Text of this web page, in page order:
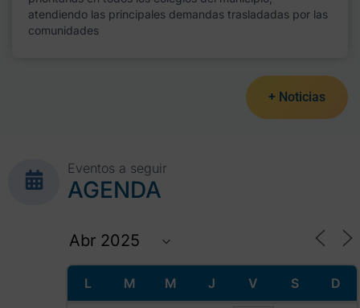
atendiendo las principales demandas trasladadas por las
comunidades
+ Noticias
Eventos a seguir
AGENDA
L M M J V S D